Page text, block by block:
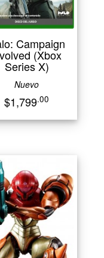
Campaign
(Xbox
Series X)
Nuevo
$1,799.00